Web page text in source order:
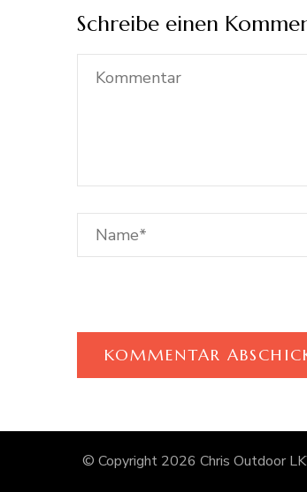
Schreibe einen
© Copyright 2026 Chris Outdoor